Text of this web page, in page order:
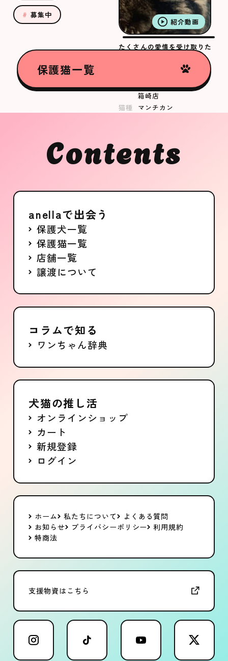
募集中
紹介動画
たくさんの愛情を受け取りた
店舗 ANELLA CAFE
箱崎店
猫種
マンチカン
募集中
保護猫一覧
Contents
anellaで出会う
保護犬一覧
保護猫一覧
店舗一覧
譲渡について
コラムで知る
ワンちゃん辞典
犬猫の推し活
オンラインショップ
カート
新規登録
ログイン
ホーム 私たちについて
よくある質問
お知らせ
プライバシーポリシー 利用規約
特商法
支援物資はこちら